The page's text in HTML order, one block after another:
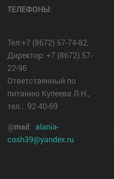
ТЕЛЕФОНЫ:
Тел:+7 (8672) 57-74-82,
Директор: +7 (8672) 57-
22-96
Ответственный по
питанию Купеева Л.Н.,
тел.: 92-40-69
@mail: alania-
cosh39@yandex.ru